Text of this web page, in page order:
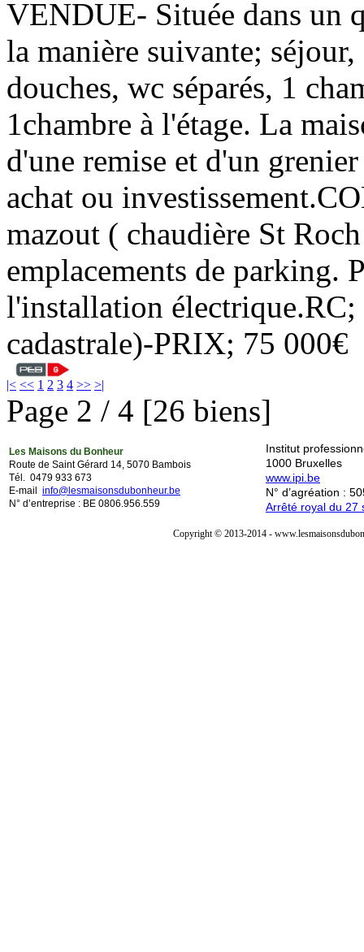
VENDUE- Située dans un
la manière suivante;
douches, wc séparés, 1
1chambre à l'étage. La
d'une remise et d'un
achat ou
mazout ( chaudière St
emplacements de parking.
l'installation électrique.RC;
cadastrale)-PRIX; 75 000€
|< << 1 2 3 4 >> >|
Page 2 / 4 [26 biens]
Les Maisons du Bonheur
Route de Saint Gérard 14, 5070 Bambois
Tél. 0479 933 673
E-mail info@lesmaisonsdubonheur.be
N° d’entreprise : BE 0806.956.559
Institut
1000 Bruxelles
www.ipi.be
N° d’agréation :
Arrêté royal du 27
Copyright © 2013-2014 -